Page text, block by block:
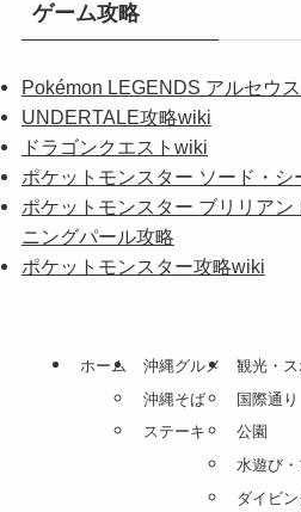
ゲーム攻略
Pokémon LEGENDS アルセウ
UNDERTALE攻略wiki
ドラゴンクエストwiki
ポケットモンスター ソード・シ
ポケットモンスター ブリリアン
ニングパール攻略
ポケットモンスター攻略wiki
ホーム
沖縄グルメ
沖縄そば
ステーキ
観光・ス
国際通り
公園
水遊び
ダイビ